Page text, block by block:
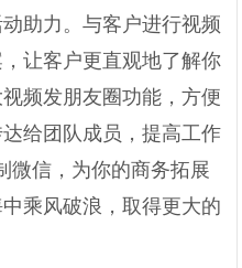
助力。与客户进行视频
让客户更直观地了解你
频发朋友圈功能，方便
给团队成员，提高工作
微信，为你的商务拓展
乘风破浪，取得更大的